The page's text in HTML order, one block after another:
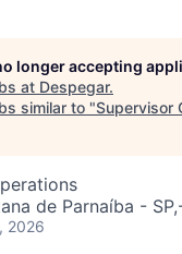
longer accepting
at Despegar.
similar to "Supervisor
de Parnaíba -
2026